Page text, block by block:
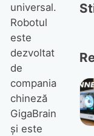
universal.
Robotul
este
dezvoltat
de
compania
chineză
GigaBrain
și este